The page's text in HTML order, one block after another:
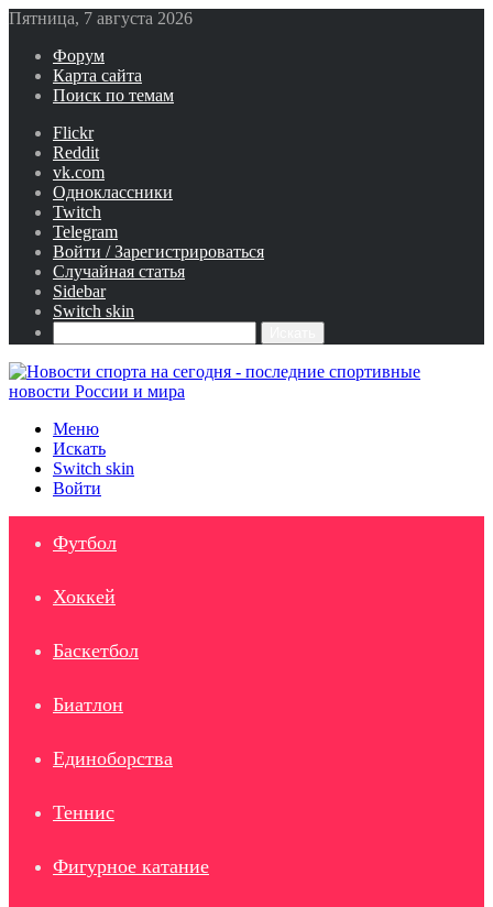
Пятница, 7 августа 2026
Форум
Карта сайта
Поиск по темам
Flickr
Reddit
vk.com
Одноклассники
Twitch
Telegram
Войти / Зарегистрироваться
Случайная статья
Sidebar
Switch skin
Меню
Искать
Switch skin
Войти
Футбол
Хоккей
Баскетбол
Биатлон
Единоборства
Теннис
Фигурное катание